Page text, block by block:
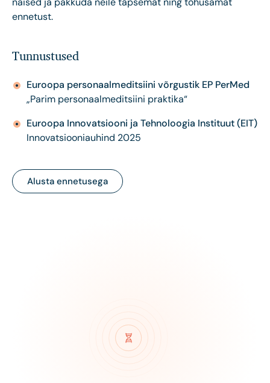
ennetust.
Tunnustused
Euroopa personaalmeditsiini võrgustik EP PerMed
„Parim personaalmeditsiini praktika“
Euroopa Innovatsiooni ja Tehnoloogia Instituut (EIT)
Innovatsiooniauhind 2025
Alusta ennetusega